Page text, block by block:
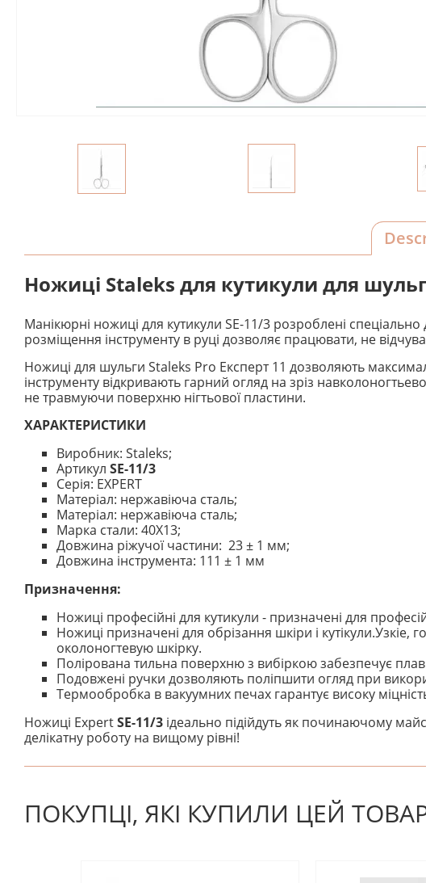
Ножиці Staleks для кутикули для
Манікюрні ножиці для кутикули SE-11/3 розроблені
розміщення інструменту в руці дозволяє працювати, не
Ножиці для шульги Staleks Pro Експерт 11 дозволяють
інструменту відкривають гарний огляд на зріз
не травмуючи поверхню нігтьової пластини.
ХАРАКТЕРИСТИКИ
Виробник: Staleks;
Артикул SE-11/3
Серія: EXPERT
Матеріал: нержавіюча сталь;
Матеріал: нержавіюча сталь;
Марка стали: 40Х13;
Довжина ріжучої частини: 23 ± 1 мм;
Довжина інструмента: 111 ± 1 мм
Призначення:
Ножиці професійні для кутикули - призначені для
Ножиці призначені для обрізання шкіри і
околоногтевую шкірку.
Полірована тильна поверхню з вибіркою забезпечує
Подовжені ручки дозволяють поліпшити огляд при
Термообробка в вакуумних печах гарантує високу
Ножиці ExpertSE-11/3 ідеально підійдуть як починаючому
делікатну роботу на вищому рівні!
На даний час немає відгуків. Ви можете стати першим! Будьте
ПОКУПЦІ, ЯКІ КУПИЛИ ЦЕЙ